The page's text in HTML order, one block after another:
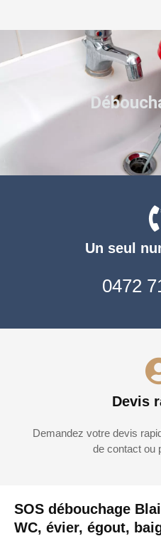
SOS débouchage
WC, évier, égout,
Un seul
0472
Devis
Demandez votre devis
de contact ou